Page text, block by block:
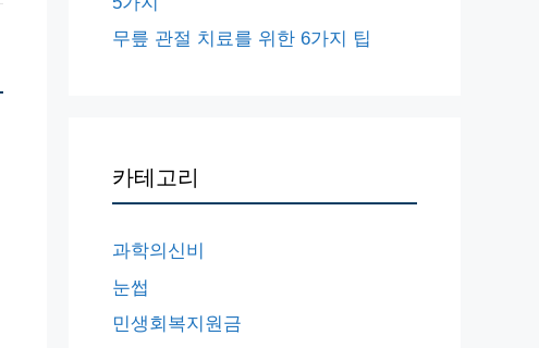
무릎 관절 치료를 위한 6가지 팁
카테고리
과학의신비
눈썹
민생회복지원금